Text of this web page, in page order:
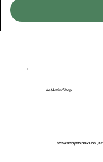
VetAmin Shop
הם באמת חלק מהמשפחה.